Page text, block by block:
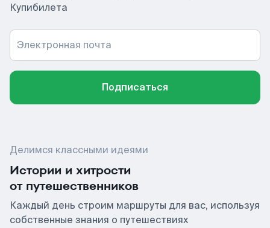
Купибилета
Электронная почта
Подписаться
Делимся классными идеями
Истории и хитрости
от путешественников
Каждый день строим маршруты для вас, используя
собственные знания о путешествиях